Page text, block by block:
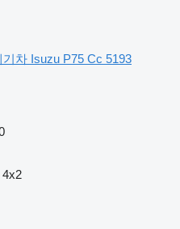
기차 Isuzu P75 Cc 5193
4x2